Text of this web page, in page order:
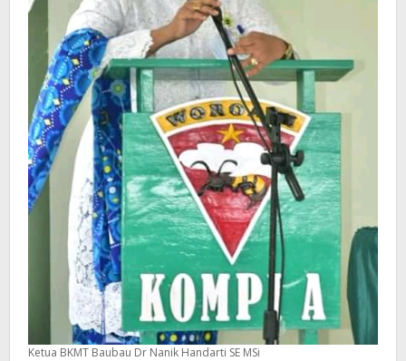
Ketua BKMT Baubau Dr Nanik Handarti SE MSi